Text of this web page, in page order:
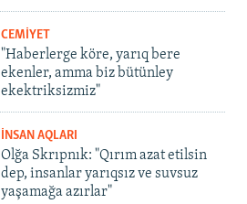
CEMİYET
"Haberlerge köre, yarıq bere
ekenler, amma biz bütünley
ekektriksizmiz"
İNSAN AQLARI
Olğa Skrıpnık: "Qırım azat etilsin
dep, insanlar yarıqsız ve suvsuz
yaşamağa azırlar"